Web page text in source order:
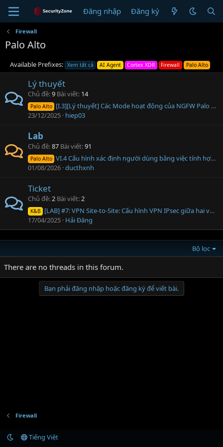
Đăng nhập Đăng ký
Firewall
Palo Alto
Available Prefixes: Xem tất cả AI Agent Cortex XDR Firewall Palo Alto
Lý thuyết
Chủ đề 9 Bài viết 14
Palo Alto [I.3][Lý thuyết] Các Mode hoạt động của NGFW Palo Alto
23/12/2025 hiep03
Lab
Chủ đề 87 Bài viết 91
Palo Alto VI.4 Cấu hình xác định người dùng bằng việc tính hợp với AD (Active Directory) hoặc Captive Portal kết hợp với MFA
01/08/2026 ducthxnh
Ticket
Chủ đề 2 Bài viết 2
K&B [LAB] #7: VPN Site-to-Site: Cấu hình VPN IPsec giữa hai văn phòng.
17/04/2025 Hải Đăng
Bộ lọc
There are no threads in this forum.
Bạn phải đăng nhập hoặc đăng ký để viết bài.
Firewall
Tiếng Việt